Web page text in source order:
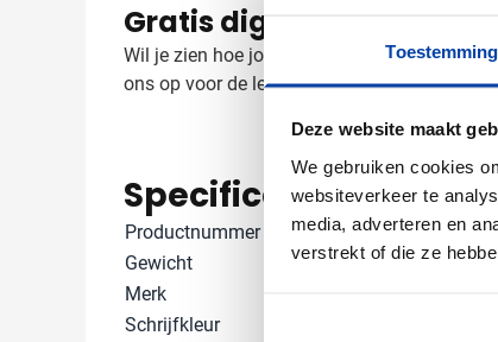
Toestemming
Deze website maakt
We gebruiken cookies
websiteverkeer te
media, adverteren en
verstrekt of die ze
Gratis digitaal voorbeeld
Wil je zien hoe jouw logo eruit ziet op de
ons op voor de levertijd - we helpen je graag
Specificaties
Productnummer
1699
Gewicht
11 gram
Merk
Schrijfkleur